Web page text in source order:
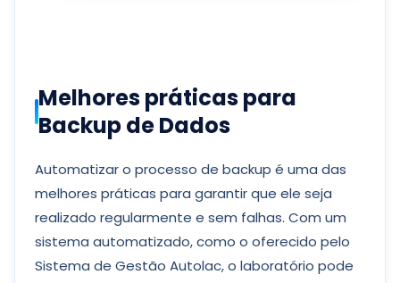
Melhores práticas para
Backup de Dados
Automatizar o processo de backup é uma das
melhores práticas para garantir que ele seja
realizado regularmente e sem falhas. Com um
sistema automatizado, como o oferecido pelo
Sistema de Gestão Autolac, o laboratório pode